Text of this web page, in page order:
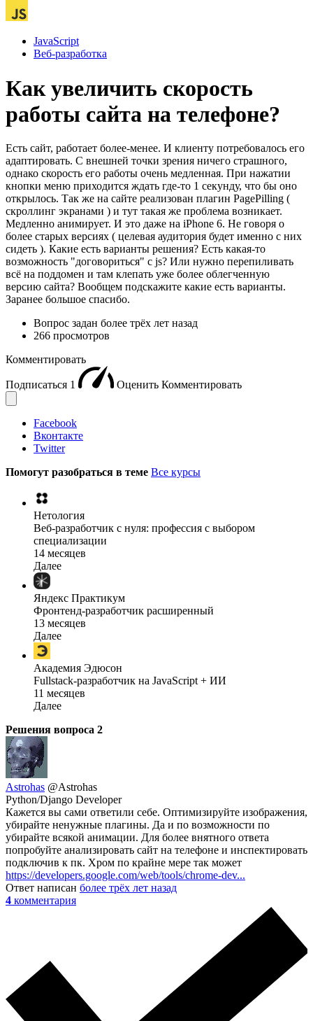
JavaScript
Веб-разработка
Как увеличить скорость
работы сайта на телефоне?
Есть сайт, работает более-менее. И клиенту потребовалось его
адаптировать. С внешней точки зрения ничего страшного,
однако скорость его работы очень медленная. При нажатии
кнопки меню приходится ждать где-то 1 секунду, что бы оно
открылось. Так же на сайте реализован плагин PagePilling (
скроллинг экранами ) и тут такая же проблема возникает.
Медленно анимирует. И это даже на iPhone 6. Не говоря о
более старых версиях ( целевая аудитория будет именно с них
сидеть ). Какие есть варианты решения? Есть какая-то
возможность "договориться" с js? Или нужно перепиливать
всё на поддомен и там клепать уже более облегченную
версию сайта? Вообщем подскажите какие есть варианты.
Заранее большое спасибо.
Вопрос задан более трёх лет назад
266 просмотров
Комментировать
Подписаться 1 Оценить Комментировать
Facebook
Вконтакте
Twitter
Помогут разобраться в теме Все курсы
Нетология
Веб-разработчик с нуля: профессия с выбором
специализации
14 месяцев
Далее
Яндекс Практикум
Фронтенд-разработчик расширенный
13 месяцев
Далее
Академия Эдюсон
Fullstack-разработчик на JavaScript + ИИ
11 месяцев
Далее
Решения вопроса 2
Astrohas @Astrohas
Python/Django Developer
Кажется вы сами ответили себе. Оптимизируйте изображения,
убирайте ненужные плагины. Да и по возможности по
убирайте всякой анимации. Для более внятного ответа
попробуйте анализировать сайт на телефоне и инспектировать
подключив к пк. Хром по крайне мере так может
https://developers.google.com/web/tools/chrome-dev...
Ответ написан более трёх лет назад
4 комментария